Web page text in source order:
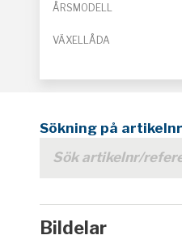
ÅRSMODELL
VÄXELLÅDA
Sökning på
Bildelar